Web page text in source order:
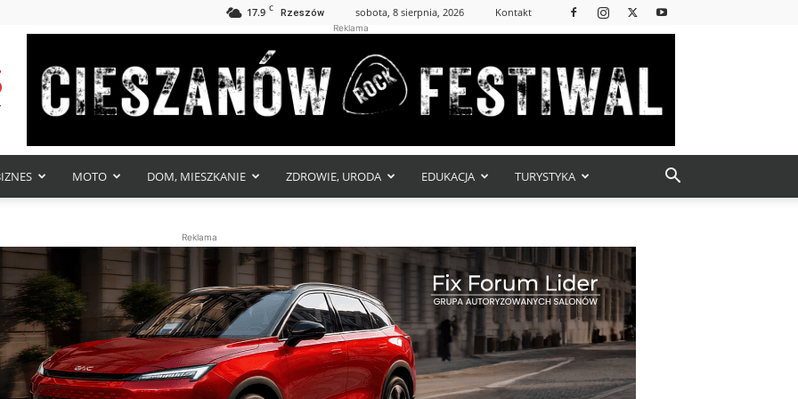
17.9 C Rzeszów sobota, 8 sierpnia, 2026 Kontakt
Reklama
MOTO DOM, MIESZKANIE ZDROWIE, URODA EDUKACJA TURYSTYKA
Reklama